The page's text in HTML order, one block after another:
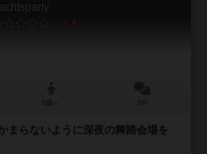
5.8
まらないように深夜の舞踏会場を